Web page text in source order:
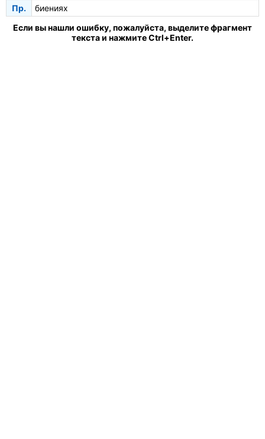
Пр.
биениях
Если вы нашли ошибку, пожалуйста, выделите фрагмент
текста и нажмите Ctrl+Enter.